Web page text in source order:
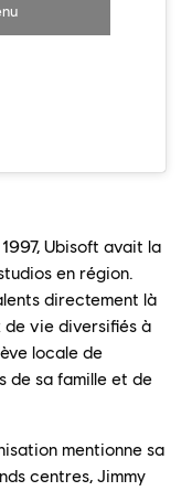
Ubisoft avait la
en région.
directement là
de vie diversifiés à
locale de
de sa famille et de
mentionne sa
centres, Jimmy